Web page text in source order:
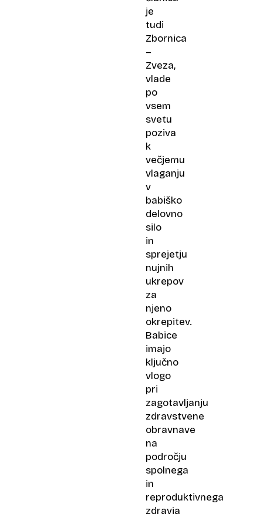
je
tudi
Zbornica
–
Zveza,
vlade
po
vsem
svetu
poziva
k
večjemu
vlaganju
v
babiško
delovno
silo
in
sprejetju
nujnih
ukrepov
za
njeno
okrepitev.
Babice
imajo
ključno
vlogo
pri
zagotavljanju
zdravstvene
obravnave
na
področju
spolnega
in
reproduktivnega
zdravja